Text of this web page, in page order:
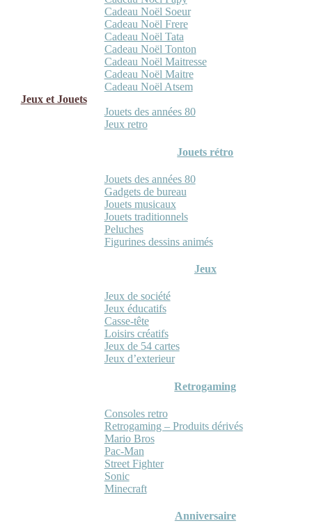
Cadeau Noël Soeur
Cadeau Noël Frere
Cadeau Noël Tata
Cadeau Noël Tonton
Cadeau Noël Maitresse
Cadeau Noël Maitre
Cadeau Noël Atsem
Jeux et Jouets
Jouets des années 80
Jeux retro
Jouets rétro
Jouets des années 80
Gadgets de bureau
Jouets musicaux
Jouets traditionnels
Peluches
Figurines dessins animés
Jeux
Jeux de société
Jeux éducatifs
Casse-tête
Loisirs créatifs
Jeux de 54 cartes
Jeux d’exterieur
Retrogaming
Consoles retro
Retrogaming – Produits dérivés
Mario Bros
Pac-Man
Street Fighter
Sonic
Minecraft
Anniversaire